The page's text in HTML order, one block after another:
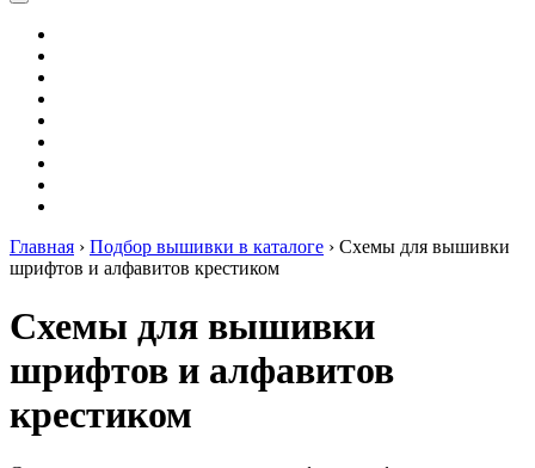
Главная › Подбор вышивки в каталоге › Схемы для вышивки
шрифтов и алфавитов крестиком
Схемы для вышивки
шрифтов и алфавитов
крестиком